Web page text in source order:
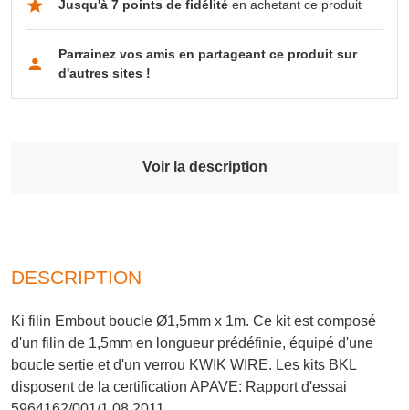
Jusqu'à 7 points de fidélitéen achetant ce produit
Parrainez vos amis en partageant ce produit sur
d'autres sites !
Voir la description
DESCRIPTION
Ki filin Embout boucle Ø1,5mm x 1m. Ce kit est composé
d'un filin de 1,5mm en longueur prédéfinie, équipé d'une
boucle sertie et d'un verrou KWIK WIRE. Les kits BKL
disposent de la certification APAVE: Rapport d'essai